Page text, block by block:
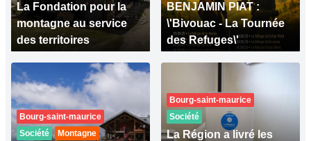
La Fondation pour la
montagne au service
des territoires
BENJAMIN PIAT :
\'Bivouac - La Tournée
des Refuges\'
Bourg-saint-maurice
Société
Montagne
Bourg-saint-maurice
Société
La Région a livré les